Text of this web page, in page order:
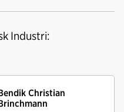
Industri:
Christian